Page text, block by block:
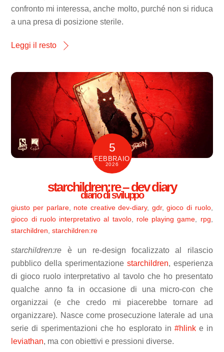
confronto mi interessa, anche molto, purché non si riduca
a una presa di posizione sterile.
Leggi il resto
5
FEBBRAIO
2026
starchildren:re – dev diary
diario di sviluppo
giusto per parlare, note creative dev-diary, gdr,gioco di ruolo,
gioco di ruolo interpretativo al tavolo, role playing game, rpg,
starchildren,starchildren:re
starchildren:re è un re-design focalizzato al rilascio
pubblico della sperimentazione starchildren, esperienza
di gioco ruolo interpretativo al tavolo che ho presentato
qualche anno fa in occasione di una micro-con che
organizzai (e che credo mi piacerebbe tornare ad
organizzare). Nasce come prosecuzione laterale ad una
serie di sperimentazioni che ho esplorato in #hlinke in
leviathan, ma con obiettivi e pressioni diverse.